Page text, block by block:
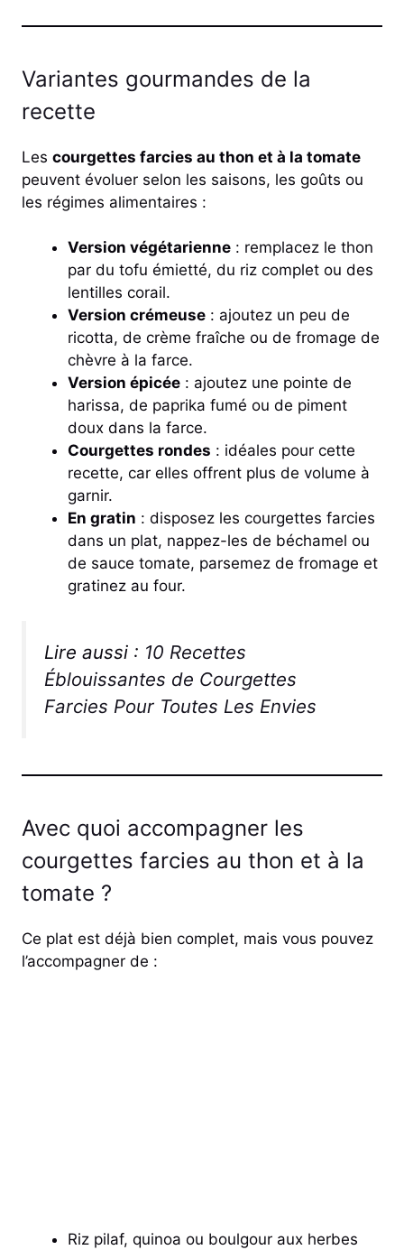
Variantes gourmandes de la
recette
Les courgettes farcies au thon et à la tomate
peuvent évoluer selon les saisons, les goûts ou
les régimes alimentaires :
Version végétarienne : remplacez le thon
par du tofu émietté, du riz complet ou des
lentilles corail.
Version crémeuse : ajoutez un peu de
ricotta, de crème fraîche ou de fromage de
chèvre à la farce.
Version épicée : ajoutez une pointe de
harissa, de paprika fumé ou de piment
doux dans la farce.
Courgettes rondes : idéales pour cette
recette, car elles offrent plus de volume à
garnir.
En gratin : disposez les courgettes farcies
dans un plat, nappez-les de béchamel ou
de sauce tomate, parsemez de fromage et
gratinez au four.
Lire aussi : 10 Recettes
Éblouissantes de Courgettes
Farcies Pour Toutes Les Envies
Avec quoi accompagner les
courgettes farcies au thon et à la
tomate ?
Ce plat est déjà bien complet, mais vous pouvez
l’accompagner de :
Riz pilaf, quinoa ou boulgour aux herbes